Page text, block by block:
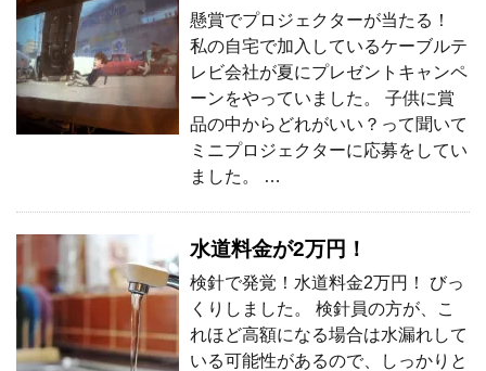
懸賞でプロジェクターが当たる！
私の自宅で加入しているケーブルテ
レビ会社が夏にプレゼントキャンペ
ーンをやっていました。 子供に賞
品の中からどれがいい？って聞いて
ミニプロジェクターに応募をしてい
ました。 …
水道料金が2万円！
検針で発覚！水道料金2万円！ びっ
くりしました。 検針員の方が、こ
れほど高額になる場合は水漏れして
いる可能性があるので、しっかりと